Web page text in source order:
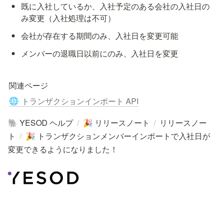
既に入社しているか、入社予定のある会社の入社日の
み変更（入社処理は不可）
会社が存在する期間のみ、入社日を変更可能
メンバーの退職日以前にのみ、入社日を変更
関連ページ
🌐 トランザクションインポート API
🐘 YESOD ヘルプ / 🎉 リリースノート / リリースノー
ト / 🎉 トランザクションメンバーインポートで入社日が
変更できるようになりました！